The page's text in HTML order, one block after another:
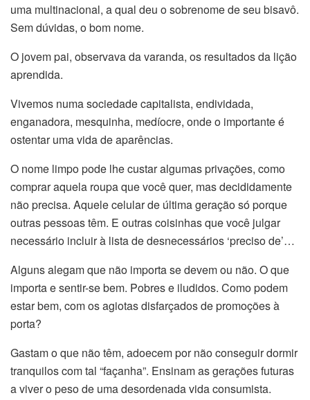
uma multinacional, a qual deu o sobrenome de seu bisavô.
Sem dúvidas, o bom nome.
O jovem pai, observava da varanda, os resultados da lição
aprendida.
Vivemos numa sociedade capitalista, endividada,
enganadora, mesquinha, medíocre, onde o importante é
ostentar uma vida de aparências.
O nome limpo pode lhe custar algumas privações, como
comprar aquela roupa que você quer, mas decididamente
não precisa. Aquele celular de última geração só porque
outras pessoas têm. E outras coisinhas que você julgar
necessário incluir à lista de desnecessários ‘preciso de’…
Alguns alegam que não importa se devem ou não. O que
importa e sentir-se bem. Pobres e iludidos. Como podem
estar bem, com os agiotas disfarçados de promoções à
porta?
Gastam o que não têm, adoecem por não conseguir dormir
tranquilos com tal “façanha”. Ensinam as gerações futuras
a viver o peso de uma desordenada vida consumista.